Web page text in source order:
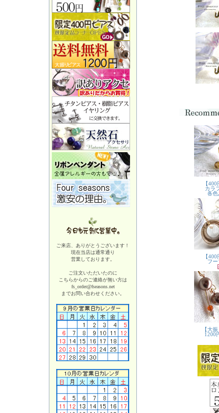
ご来店、ありがとうございます！
現在当店は通常通り
営業しております。
ご注文いただいたのに
こちらからのご連絡が無い方は
fs_order@fseasons.net
までお問い合わせください。